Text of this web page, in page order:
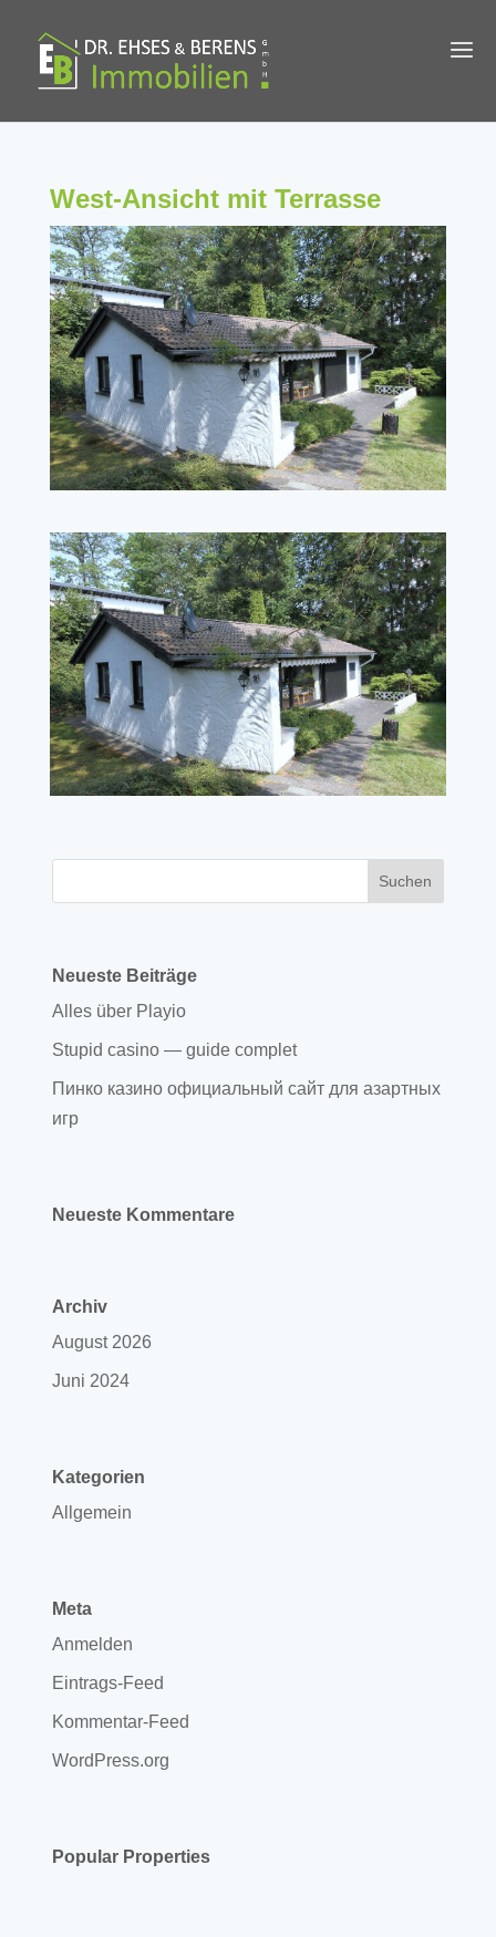
West-Ansicht mit Terrasse
Neueste Beiträge
Alles über Playio
Stupid casino — guide complet
Пинко казино официальный сайт для азартных
игр
Neueste Kommentare
Archiv
August 2026
Juni 2024
Kategorien
Allgemein
Meta
Anmelden
Eintrags-Feed
Kommentar-Feed
WordPress.org
Popular Properties